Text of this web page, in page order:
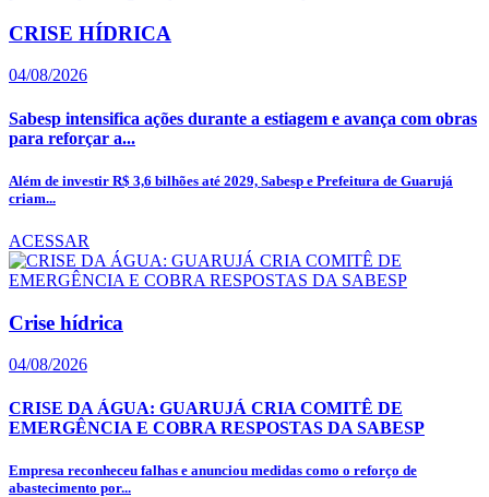
CRISE HÍDRICA
04/08/2026
Sabesp intensifica ações durante a estiagem e avança com obras
para reforçar a...
Além de investir R$ 3,6 bilhões até 2029, Sabesp e Prefeitura de Guarujá
criam...
ACESSAR
Crise hídrica
04/08/2026
CRISE DA ÁGUA: GUARUJÁ CRIA COMITÊ DE
EMERGÊNCIA E COBRA RESPOSTAS DA SABESP
Empresa reconheceu falhas e anunciou medidas como o reforço de
abastecimento por...